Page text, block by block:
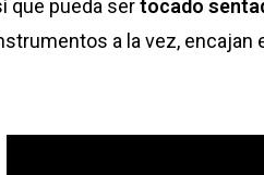
que pueda sertocado
a la vez,